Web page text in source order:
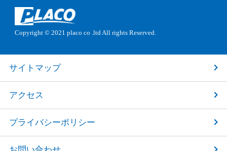
Copyright © 2021placo co .ltdAll rights Reserved.
サイトマップ
アクセス
プライバシーポリシー